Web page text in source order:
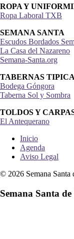
ROPA Y
Ropa Laboral TXB
SEMANA SANTA
Escudos Bordados
La Casa del Nazareno
Semana-Santa.org
TABERNAS
Bodega Góngora
Taberna Sol y Sombra
TOLDOS Y CARPAS
El Antequerano
Inicio
Agenda
Aviso Legal
© 2026 Semana
Semana Santa